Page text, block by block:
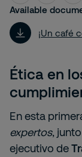
Ética en
En esta
expertos,
ejecutivo de
Available